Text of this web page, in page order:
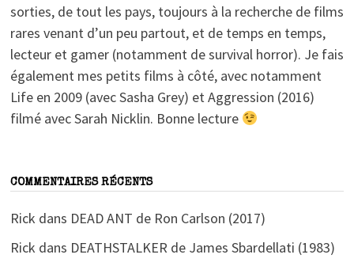
sorties, de tout les pays, toujours à la recherche de films
rares venant d’un peu partout, et de temps en temps,
lecteur et gamer (notamment de survival horror). Je fais
également mes petits films à côté, avec notamment
Life en 2009 (avec Sasha Grey) et Aggression (2016)
filmé avec Sarah Nicklin. Bonne lecture
COMMENTAIRES RÉCENTS
Rick dans DEAD ANT de Ron Carlson (2017)
Rick dans DEATHSTALKER de James Sbardellati (1983)